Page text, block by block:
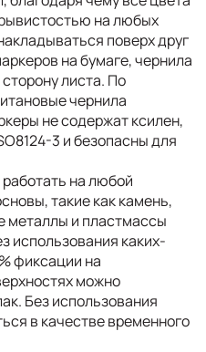
на любых
поверх друг
на бумаге, чернила
листа. По
чернила
не содержат ксилен,
3 и безопасны для
на любой
такие как камень,
металлы и пластмассы
использования каких-
фиксации на
можно
Без использования
в качестве временного